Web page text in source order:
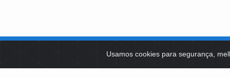
Usamos cookies para segurança,